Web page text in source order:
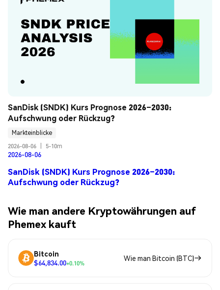
SanDisk (SNDK) Kurs Prognose 2026–2030:
Aufschwung oder Rückzug?
Markteinblicke
2026-08-06
5-10m
2026-08-06
SanDisk (SNDK) Kurs Prognose 2026–2030:
Aufschwung oder Rückzug?
Wie man andere Kryptowährungen auf
Phemex kauft
Bitcoin
$64,834.00+0.10%
Wie man Bitcoin (BTC)